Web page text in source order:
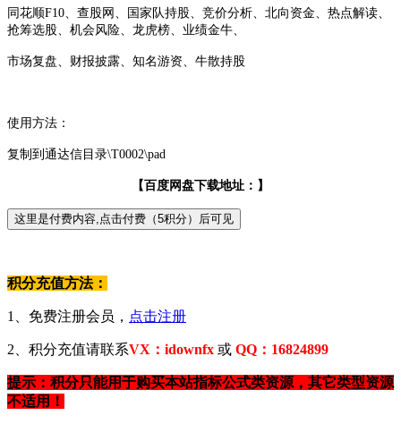
同花顺F10、查股网、国家队持股、竞价分析、北向资金、热点解读、
抢筹选股、机会风险、龙虎榜、业绩金牛、
市场复盘、财报披露、知名游资、牛散持股
使用方法：
复制到通达信目录\T0002\pad
【百度网盘下载地址：】
积分充值方法：
1、免费注册会员， 点击注册
2、积分充值请联系VX：idownfx 或 QQ：16824899
提示：积分只能用于购买本站指标公式类资源，其它类型资源
不适用！